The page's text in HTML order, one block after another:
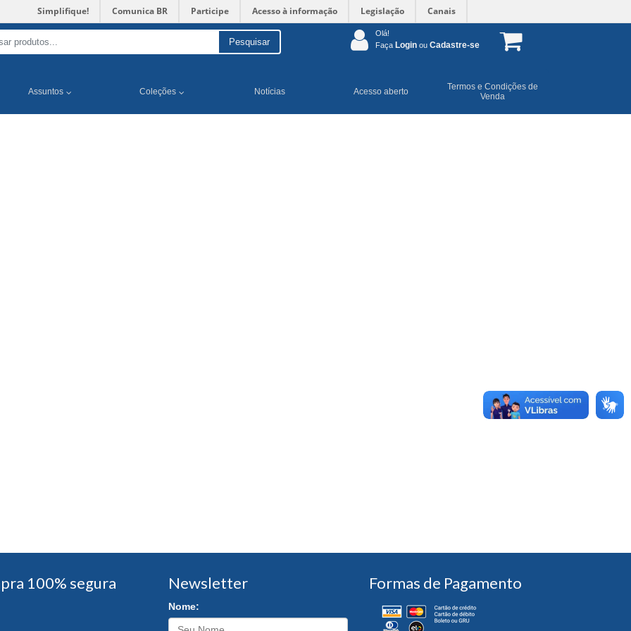
Simplifique! Comunica BR Participe Acesso à informação Legislação Canais
Pesquisar
Olá!
Faça Login ou Cadastre-se
Assuntos Coleções Notícias Acesso aberto
Termos e Condições de
Venda
100% segura Newsletter
Nome:
Formas de Pagamento